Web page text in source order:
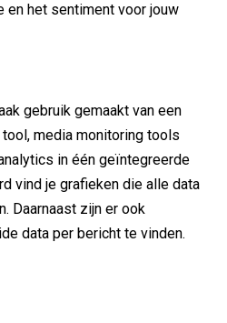
en het sentiment voor jouw
gebruik gemaakt van een
media monitoring tools
in één geïntegreerde
vind je grafieken die alle data
Daarnaast zijn er ook
data per bericht te vinden.